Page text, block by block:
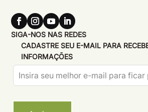
SIGA-NOS NAS REDES
CADASTRE SEU E-MAIL PARA
INFORMAÇÕES
Leave
this
blank